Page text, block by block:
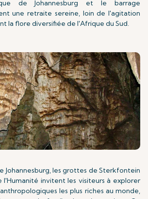
de Johannesburg et le barrage
une retraite sereine, loin de l'agitation
la flore diversifiée de l'Afrique du Sud.
Johannesburg, les grottes de Sterkfontein
l'Humanité invitent les visiteurs à explorer
les plus riches au monde,